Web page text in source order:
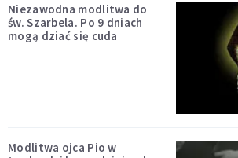
Niezawodna modlitwa do
św. Szarbela. Po 9 dniach
mogą dziać się cuda
Modlitwa ojca Pio w